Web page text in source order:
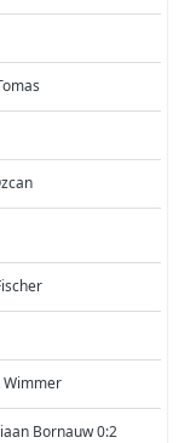
Wimmer
Bornauw 0:2